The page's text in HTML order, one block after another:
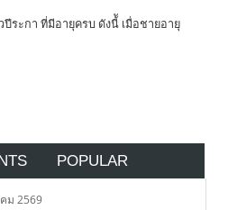
ระกา ที่มีอายุครบ ดังนี้ั เมื่อชายอายุ
POPULAR
ม 2569